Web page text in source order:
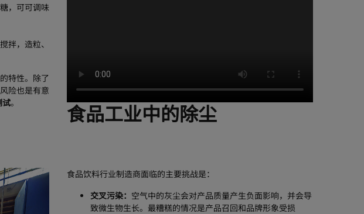
，可可调味
拌，造粒、
特性。除了
险也是有意
试。
食品工业中的除尘
食品饮料行业制造商面临的主要挑战是：
交叉污染： 空气中的灰尘会对产品质量产生负面影响，并会导
致微生物生长。最糟糕的情况是产品召回和品牌形象受损